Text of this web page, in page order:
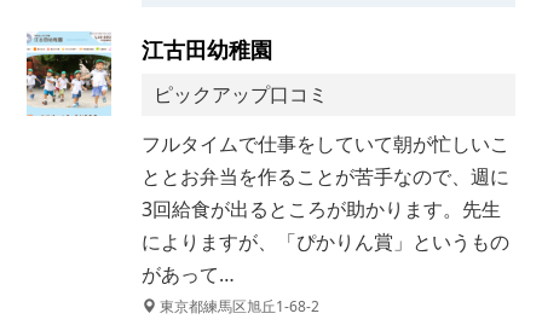
江古田幼稚園
ピックアップ口コミ
フルタイムで仕事をしていて朝が忙しいこ
ととお弁当を作ることが苦手なので、週に
3回給食が出るところが助かります。先生
によりますが、「ぴかりん賞」というもの
があって…
東京都練馬区旭丘1-68-2